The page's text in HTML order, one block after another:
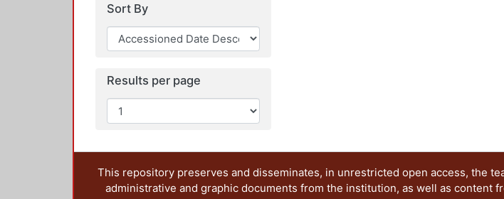
Sort By
Results per page
This repository preserves and disseminates, in unrestricted open access, the
administrative and graphic documents from the institution, as well as